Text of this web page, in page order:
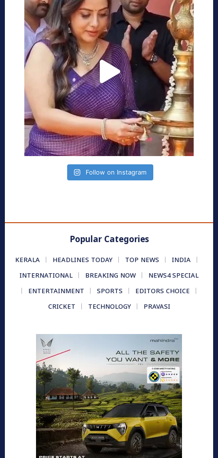
Follow on Instagram
Popular Categories
KERALA HEADLINES TODAY TOP NEWS
INDIA
INTERNATIONAL
BREAKING NOW
NEWS4 SPECIAL
ENTERTAINMENT
SPORTS
EDITORS CHOICE
CRICKET
TECHNOLOGY PRAVASI